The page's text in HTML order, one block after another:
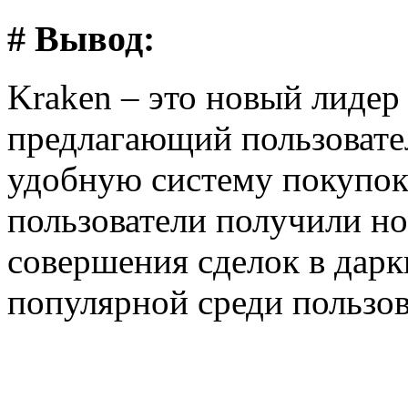
# Вывод:
Kraken – это новый
предлагающий
удобную систему
пользователи получили
совершения сделок в
популярной среди